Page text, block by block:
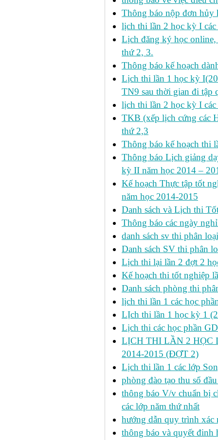
Thông báo nộp đơn hủy
lịch thi lần 2 học kỳ I
Lịch đăng ký học
thứ 2, 3.
Thông báo kế hoạch
Lịch thi lần 1 học kỳ
TN9 sau thời gian đi tập
lịch thi lần 2 học kỳ I
TKB (xếp lịch cứng các
thứ 2,3
Thông báo kế hoạch thi
Thông báo Lịch giảng
kỳ II năm học 2014 –
Kế hoạch Thực tập tốt
năm học 2014-2015
Danh sách và Lịch thi
Thông báo các ngày
danh sách sv thi phân
Danh sách SV thi phân
Lịch thi lại lần 2 đợt 2
Kế hoạch thi tốt nghiệp
Danh sách phòng thi
lịch thi lần 1 các học
LỊch thi lần 1 học kỳ 1
Lịch thi các học phần
LỊCH THI LẦN 2
2014-2015 (ĐỢT 2)
Lịch thi lần 1 các lớp
phòng đào tạo thu sổ
thông báo V/v chuẩn bị
các lớp năm thứ nhất
hướng dẫn quy trình xác
thông báo và quyết đinh